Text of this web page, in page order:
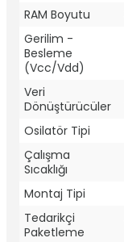
RAM Boyutu
Gerilim -
Besleme
(Vcc/Vdd)
Veri
Dönüştürücüler
Osilatör Tipi
Çalışma
Sıcaklığı
Montaj Tipi
Tedarikçi
Paketleme